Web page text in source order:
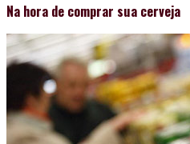
Na hora de comprar sua cerveja